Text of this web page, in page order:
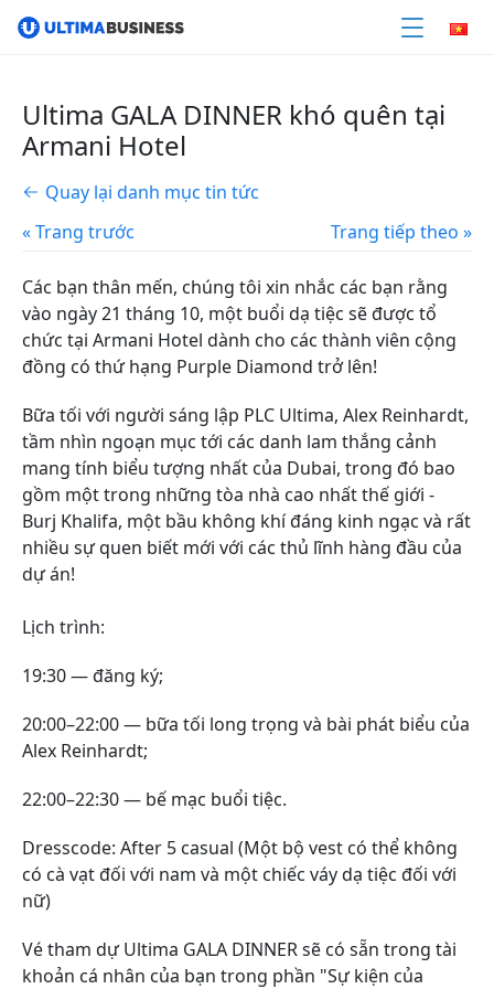
Ultima GALA DINNER khó quên tại
Armani Hotel
Quay lại danh mục tin tức
« Trang trước
Trang tiếp theo »
Các bạn thân mến, chúng tôi xin nhắc các bạn rằng
vào ngày 21 tháng 10, một buổi dạ tiệc sẽ được tổ
chức tại Armani Hotel dành cho các thành viên cộng
đồng có thứ hạng Purple Diamond trở lên!
Bữa tối với người sáng lập PLC Ultima, Alex Reinhardt,
tầm nhìn ngoạn mục tới các danh lam thắng cảnh
mang tính biểu tượng nhất của Dubai, trong đó bao
gồm một trong những tòa nhà cao nhất thế giới -
Burj Khalifa, một bầu không khí đáng kinh ngạc và rất
nhiều sự quen biết mới với các thủ lĩnh hàng đầu của
dự án!
Lịch trình:
19:30 — đăng ký;
20:00–22:00 — bữa tối long trọng và bài phát biểu của
Alex Reinhardt;
22:00–22:30 — bế mạc buổi tiệc.
Dresscode: After 5 casual (Một bộ vest có thể không
có cà vạt đối với nam và một chiếc váy dạ tiệc đối với
nữ)
Vé tham dựUltima GALA DINNER sẽ có sẵn trong tài
khoản cá nhân của bạn trong phần "Sự kiện của